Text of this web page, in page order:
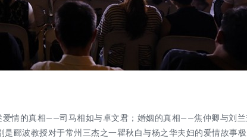
爱情的真相——司马相如与卓文君；婚姻的真相——焦仲卿与刘
郦波教授对于常州三杰之一瞿秋白与杨之华夫妇的爱情故事